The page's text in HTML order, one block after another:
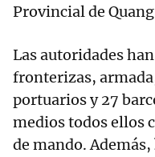
Provincial de
Las autoridades
fronterizas,
portuarios y 27
medios todos ellos
de mando. Además,